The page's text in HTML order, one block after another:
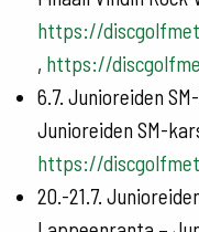
https://
, https://
6.7. Junioreiden
Junioreiden SM-
https://
20.-21.7.